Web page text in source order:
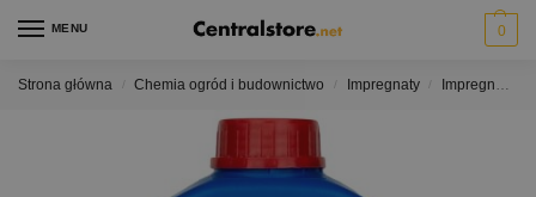
MENU 0
Strona główna Chemia ogród i budownictwo Impregnaty Impregnaty do kamienia efekt mokry